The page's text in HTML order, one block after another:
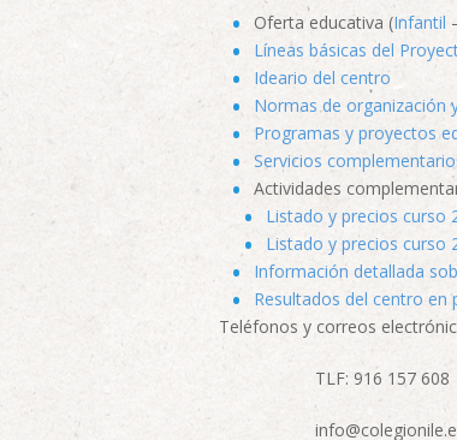
Oferta educativa (Infantil
Líneas básicas del
Ideario del centro
Normas de organización
Programas y proyectos
Servicios
Actividades
Listado y precios curso
Listado y precios curso
Información detallada
Resultados del centro en
Teléfonos y correos
TLF: 916 157 608